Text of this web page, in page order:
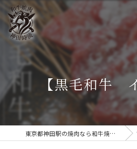
【黒毛和牛
東京都神田駅の焼肉なら和牛焼肉 神田時流